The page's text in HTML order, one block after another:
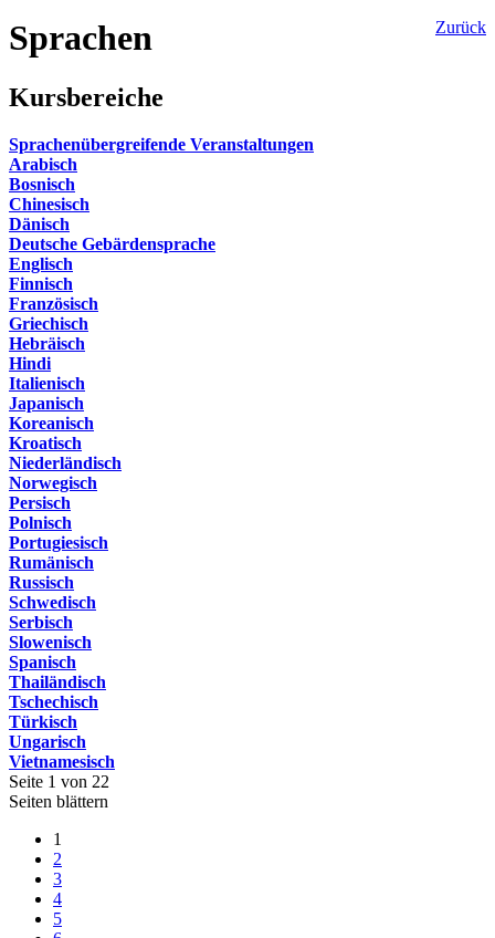
Zurück
Sprachen
Kursbereiche
Sprachenübergreifende Veranstaltungen
Arabisch
Bosnisch
Chinesisch
Dänisch
Deutsche Gebärdensprache
Englisch
Finnisch
Französisch
Griechisch
Hebräisch
Hindi
Italienisch
Japanisch
Koreanisch
Kroatisch
Niederländisch
Norwegisch
Persisch
Polnisch
Portugiesisch
Rumänisch
Russisch
Schwedisch
Serbisch
Slowenisch
Spanisch
Thailändisch
Tschechisch
Türkisch
Ungarisch
Vietnamesisch
Seite 1 von 22
Seiten blättern
1
2
3
4
5